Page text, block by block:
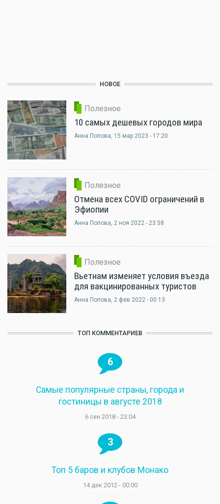
НОВОЕ
Полезное
10 самых дешевых городов мира
Анна Попова, 15 мар 2023 - 17:20
Полезное
Отмена всех COVID ограничений в
Эфиопии
Анна Попова, 2 ноя 2022 - 23:58
Полезное
Вьетнам изменяет условия въезда
для вакцинированных туристов
Анна Попова, 2 фев 2022 - 00:13
ТОП КОММЕНТАРИЕВ
6
Самые популярные страны, города и
гостиницы в августе 2018
6 сен 2018 - 23:04
3
Топ 5 баров и клубов Монако
14 дек 2012 - 00:00